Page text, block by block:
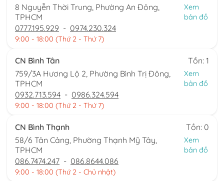
8 Nguyễn Thời Trung, Phường An Đông,
TPHCM
Xem
bản đồ
0777.195.929 - 0974.230.324
9:00 - 18:00 (Thứ 2 - Thứ 7)
CN Bình Tân
Tồn: 1
759/3A Hương Lộ 2, Phường Bình Trị Đông,
TPHCM
Xem
bản đồ
0932.713.594 - 0986.324.594
9:00 - 18:00 (Thứ 2 - Thứ 7)
CN Bình Thạnh
Tồn: 0
58/6 Tân Cảng, Phường Thạnh Mỹ Tây,
TPHCM
Xem
bản đồ
086.7474.247 - 086.8644.086
9:00 - 18:00 (Thứ 2 - Chủ nhật)